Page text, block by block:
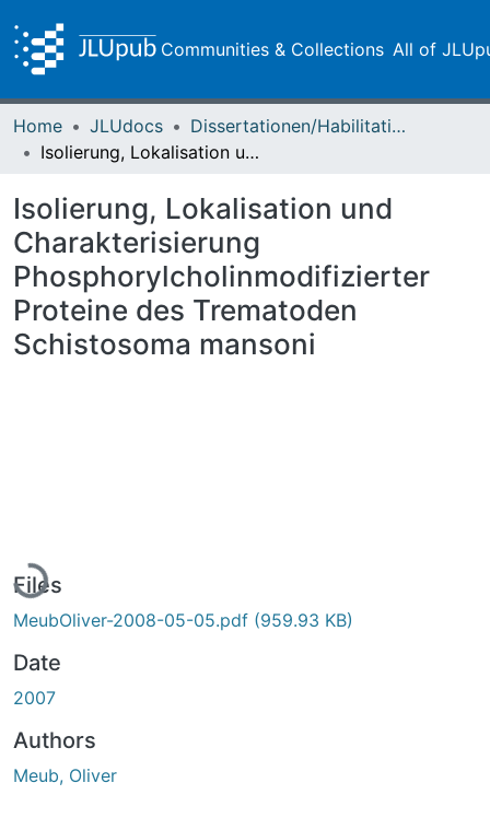
Communities & Collections All of
Home JLUdocs
Dissertationen/Habilitationen
Isolierung, Lokalisation und Charakterisierung Phosphorylcholinmodifizierter Proteine des Trematoden Schistosoma mansoni
Isolierung, Lokalisation und
Charakterisierung
Phosphorylcholinmodifizierter
Proteine des Trematoden
Schistosoma mansoni
Loading...
Files
MeubOliver-2008-05-05.pdf (959.93 KB)
Date
2007
Authors
Meub, Oliver